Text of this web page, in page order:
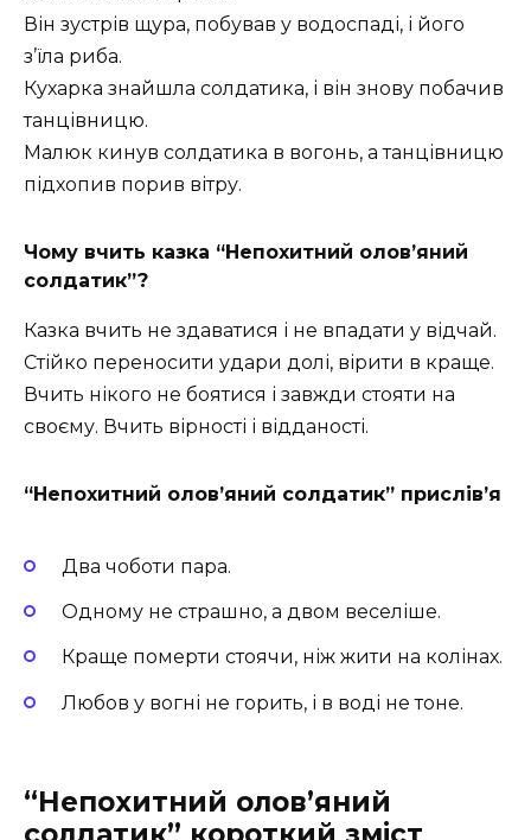
Він зустрів щура, побував у водоспаді, і його
з’їла риба.
Кухарка знайшла солдатика, і він знову побачив
танцівницю.
Малюк кинув солдатика в вогонь, а танцівницю
підхопив порив вітру.
Чому вчить казка “Непохитний олов’яний
солдатик”?
Казка вчить не здаватися і не впадати у відчай.
Стійко переносити удари долі, вірити в краще.
Вчить нікого не боятися і завжди стояти на
своєму. Вчить вірності і відданості.
“Непохитний олов’яний солдатик” прислів’я
Два чоботи пара.
Одному не страшно, а двом веселіше.
Краще померти стоячи, ніж жити на колінах.
Любов у вогні не горить, і в воді не тоне.
“Непохитний олов’яний